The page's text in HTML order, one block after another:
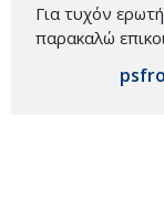
Για τυχόν
παρακαλώ